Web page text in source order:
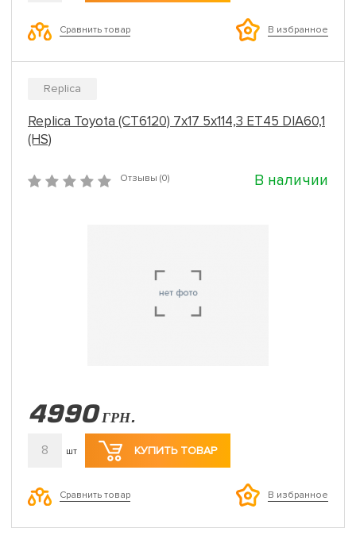
Сравнить товар В избранное
Replica
Replica Toyota (CT6120) 7x17 5x114,3 ET45 DIA60,1
(HS)
Отзывы (0) В наличии
4990 ГРН.
8 шт КУПИТЬ ТОВАР
Сравнить товар В избранное